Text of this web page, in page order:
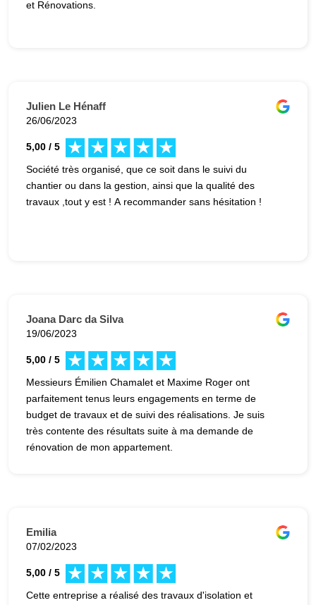
et Rénovations.
Julien Le Hénaff
26/06/2023
5,00 / 5
Société très organisé, que ce soit dans le suivi du
chantier ou dans la gestion, ainsi que la qualité des
travaux ,tout y est ! A recommander sans hésitation !
Joana Darc da Silva
19/06/2023
5,00 / 5
Messieurs Émilien Chamalet et Maxime Roger ont
parfaitement tenus leurs engagements en terme de
budget de travaux et de suivi des réalisations. Je suis
très contente des résultats suite à ma demande de
rénovation de mon appartement.
Emilia
07/02/2023
5,00 / 5
Cette entreprise a réalisé des travaux d'isolation et